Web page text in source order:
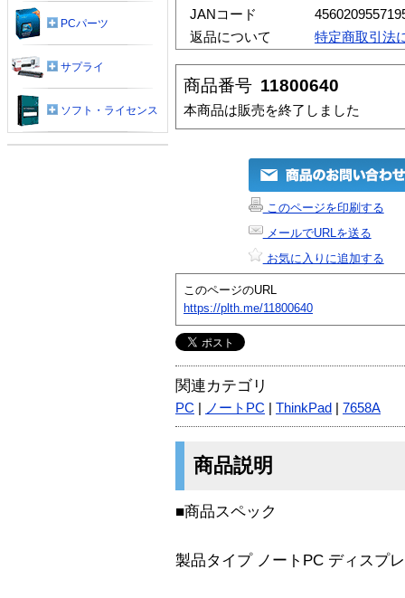
JANコード
返品について
特定商取引法
商品番号 11800640
本商品は販売を終了しました
このページを印刷する
メールでURLを送る
お気に入りに追加する
このページのURL
https://plth.me/11800640
関連カテゴリ
PC ノートPC ThinkPad 7658A
商品説明
■商品スペック
製品タイプ ノートPC ディスプ
PCパーツ
サプライ
ソフト・ライセンス